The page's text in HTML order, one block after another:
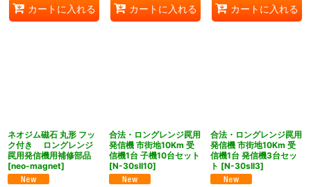
カートに入れる カートに入れる カートに入れる
ネオジム磁石 丸形 フッ
ク付き ロングレンジ
罠用発信機用補修部品
[neo-magnet]
合法・ロングレンジ罠用
発信機 市街地10Km 受
信機1台 子機10台セット
[N-30sII10]
合法・ロングレンジ罠用
発信機 市街地10Km 受
信機1台 発信機3台セッ
ト [N-30sII3]